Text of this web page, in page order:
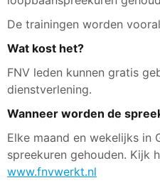
De trainingen worden
Wat kost het?
FNV leden kunnen gratis
dienstverlening.
Wanneer worden de
Elke maand en wekelijks in
spreekuren gehouden. Kijk
www.fnvwerkt.nl